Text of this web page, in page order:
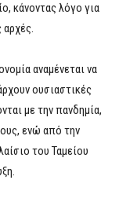
κάνοντας λόγο για
αρχές.
αναμένεται να
ουσιαστικές
με την πανδημία,
ενώ από την
του Ταμείου